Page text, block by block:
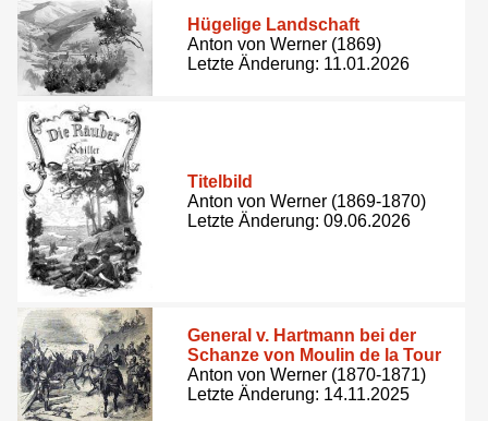
Hügelige Landschaft
Anton von Werner (1869)
Letzte Änderung: 11.01.2026
Titelbild
Anton von Werner (1869-1870)
Letzte Änderung: 09.06.2026
General v. Hartmann bei der
Schanze von Moulin de la Tour
Anton von Werner (1870-1871)
Letzte Änderung: 14.11.2025